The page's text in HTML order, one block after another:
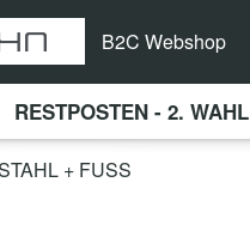
B2C Webshop
RESTPOSTEN - 2. WAHL
+ FUSS